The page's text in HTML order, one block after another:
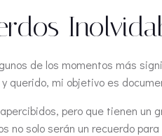
de los momentos más
querido, mi objetivo es
pero que tienen
solo serán un recuerdo